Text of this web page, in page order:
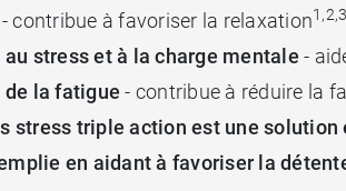
- contribue à favoriser la relaxation1,2,3
au stress et à la charge mentale -
de la fatigue- contribue à réduire la
stress triple action est une solution
en aidant à favoriser la